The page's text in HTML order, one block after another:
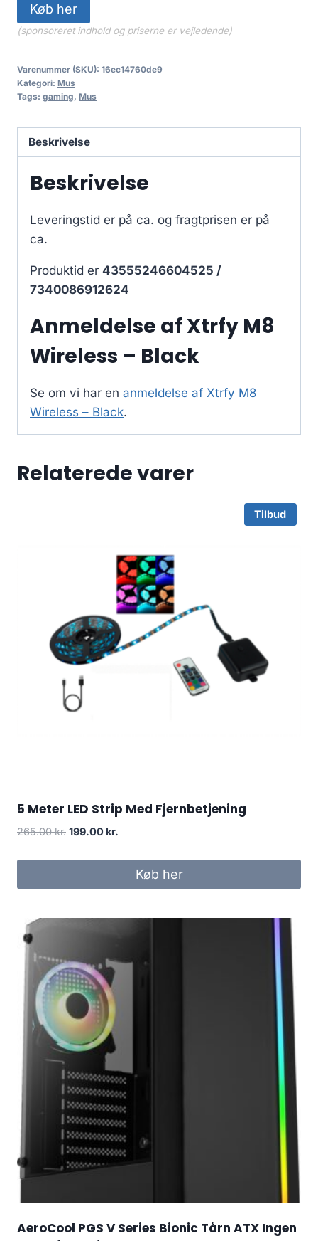
Køb her
(sponsoreret indhold og priserne er vejledende)
Varenummer (SKU): 16ec14760de9
Kategori: Mus
Tags: gaming, Mus
Beskrivelse
Beskrivelse
Leveringstid er på ca. og fragtprisen er på
ca.
Produktid er 43555246604525 /
7340086912624
Anmeldelse af Xtrfy M8
Wireless – Black
Se om vi har en anmeldelse af Xtrfy M8
Wireless – Black.
Relaterede varer
Tilbud
5 Meter LED Strip Med Fjernbetjening
265.00kr. Original
was:
199.00 kr.
is:
199.00 kr..
Køb her
AeroCool PGS V Series Bionic Tårn ATX Ingen